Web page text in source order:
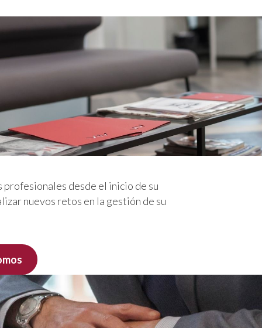
profesionales desde el inicio de su
nuevos retos en la gestión de su